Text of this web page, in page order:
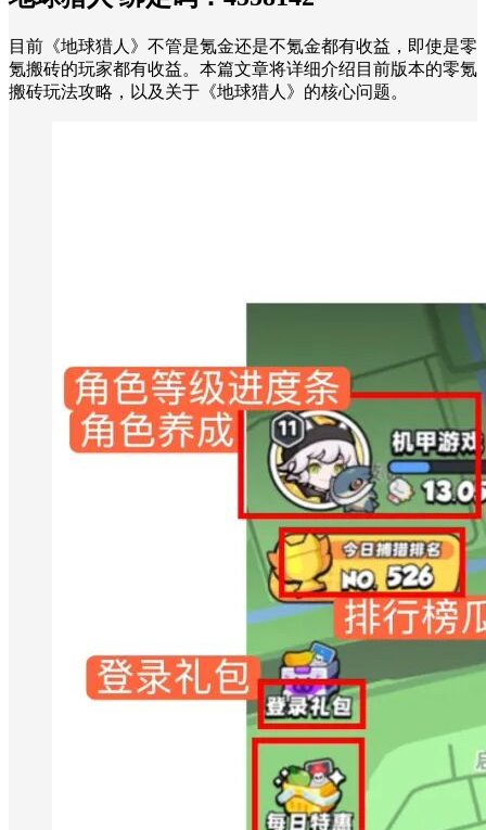
目前《地球猎人》不管是氪金还是不氪金都有收益，即使是零
氪搬砖的玩家都有收益。本篇文章将详细介绍目前版本的零氪
搬砖玩法攻略，以及关于《地球猎人》的核心问题。